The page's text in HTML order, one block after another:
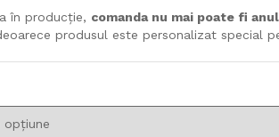
în producție, comanda nu mai poate fi
produsul este personalizat special